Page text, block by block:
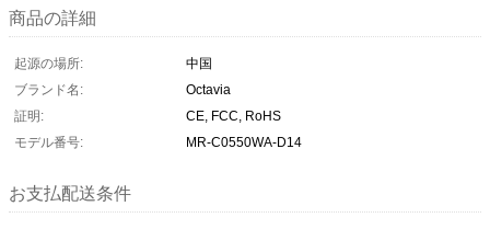
商品の詳細
起源の場所:
中国
ブランド名:
Octavia
証明:
CE, FCC, RoHS
モデル番号:
MR-C0550WA-D14
お支払配送条件